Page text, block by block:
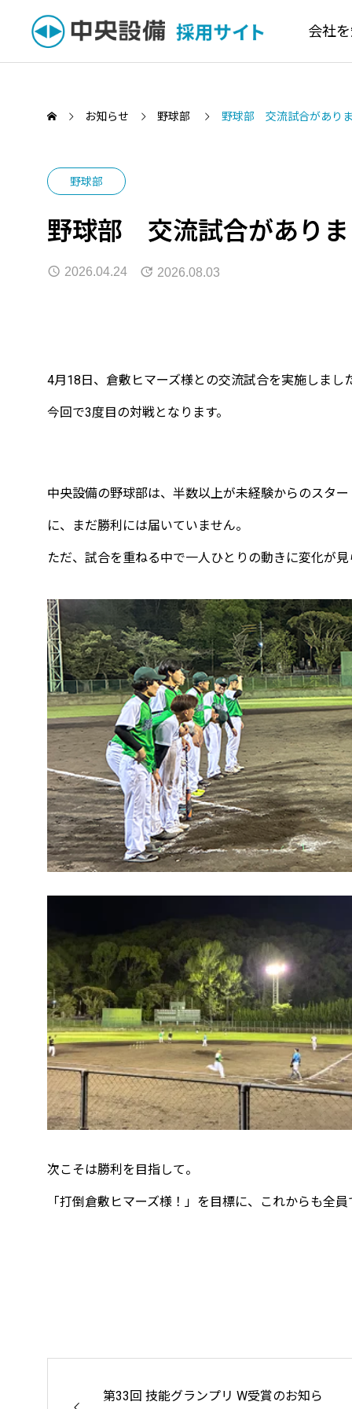
会社
働く環境を知る
Environment 成長
野球部 交流試合を行いました！
お知らせ 野球部 野球部 交流試合があり
野球部
野球部 交流試合があり
2026.04.24 2026.08.03
4月18日、倉敷ヒマーズ様との交流試合を実施しまし
今回で3度目の対戦となります。
中央設備の野球部は、半数以上が未経験からのスタ
に、まだ勝利には届いていません。
ただ、試合を重ねる中で一人ひとりの動きに変化が
次こそは勝利を目指して――。
「打倒倉敷ヒマーズ様！」を目標に、これからも全
第33回 技能グランプリ W受賞のお知ら